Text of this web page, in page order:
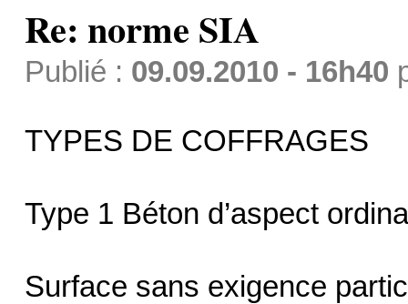
Re: norme SIA
Publié : 09.09.2010 - 16h40
TYPES DE COFFRAGES
Type 1 Béton d’aspect
Surface sans exigence